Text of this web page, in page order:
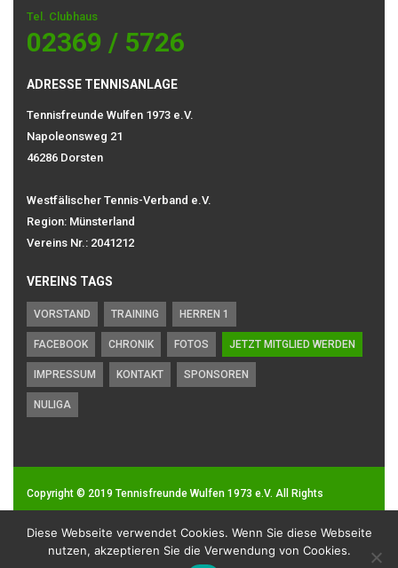
Tel. Clubhaus
02369 / 5726
ADRESSE TENNISANLAGE
Tennisfreunde Wulfen 1973 e.V.
Napoleonsweg 21
46286 Dorsten
Westfälischer Tennis-Verband e.V.
Region: Münsterland
Vereins Nr.: 2041212
VEREINS TAGS
VORSTAND TRAINING HERREN 1
FACEBOOK CHRONIK FOTOS JETZT MITGLIED WERDEN
IMPRESSUM KONTAKT SPONSOREN
NULIGA
Copyright © 2019 Tennisfreunde Wulfen 1973 e.V. All Rights
Impressum| Datenschutz
Diese Webseite verwendet Cookies. Wenn Sie diese Webseite
nutzen, akzeptieren Sie die Verwendung von Cookies.